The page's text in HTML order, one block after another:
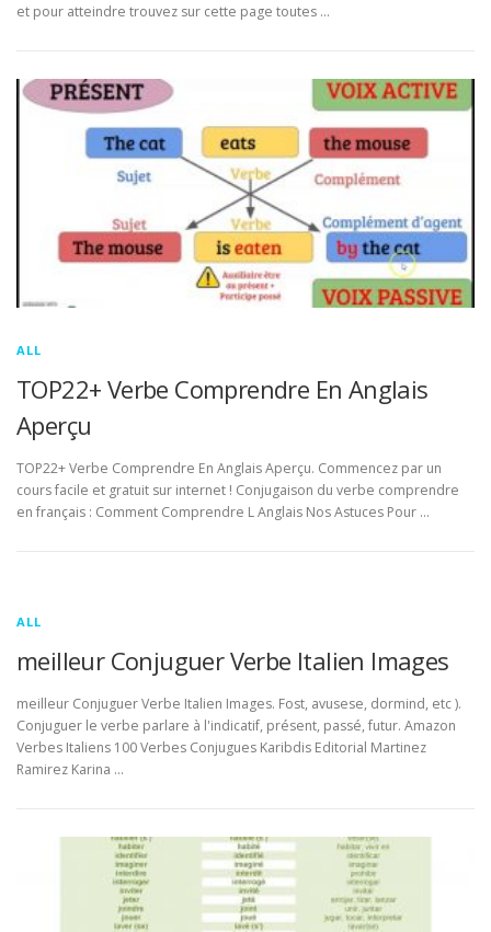
et pour atteindre trouvez sur cette page toutes …
ALL
TOP22+ Verbe Comprendre En Anglais
Aperçu
TOP22+ Verbe Comprendre En Anglais Aperçu. Commencez par un
cours facile et gratuit sur internet ! Conjugaison du verbe comprendre
en français : Comment Comprendre L Anglais Nos Astuces Pour …
ALL
meilleur Conjuguer Verbe Italien Images
meilleur Conjuguer Verbe Italien Images. Fost, avusese, dormind, etc ).
Conjuguer le verbe parlare à l'indicatif, présent, passé, futur. Amazon
Verbes Italiens 100 Verbes Conjugues Karibdis Editorial Martinez
Ramirez Karina …